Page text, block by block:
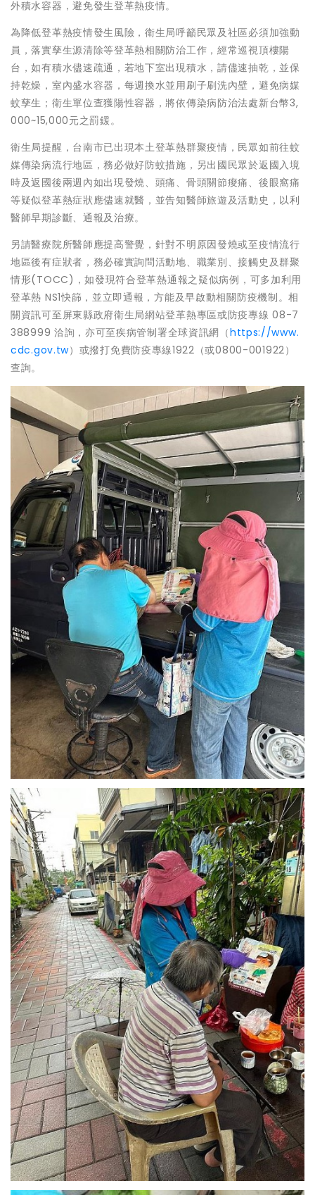
外積水容器，避免發生登革熱疫情。
為降低登革熱疫情發生風險，衛生局呼籲民眾及社區必須加強動
員，落實孳生源清除等登革熱相關防治工作，經常巡視頂樓陽
台，如有積水儘速疏通，若地下室出現積水，請儘速抽乾，並保
持乾燥，室內盛水容器，每週換水並用刷子刷洗內壁，避免病媒
蚊孳生；衛生單位查獲陽性容器，將依傳染病防治法處新台幣3,
000~15,000元之罰鍰。
衛生局提醒，台南市已出現本土登革熱群聚疫情，民眾如前往蚊
媒傳染病流行地區，務必做好防蚊措施，另出國民眾於返國入境
時及返國後兩週內如出現發燒、頭痛、骨頭關節痠痛、後眼窩痛
等疑似登革熱症狀應儘速就醫，並告知醫師旅遊及活動史，以利
醫師早期診斷、通報及治療。
另請醫療院所醫師應提高警覺，針對不明原因發燒或至疫情流行
地區後有症狀者，務必確實詢問活動地、職業別、接觸史及群聚
情形(TOCC)，如發現符合登革熱通報之疑似病例，可多加利用
登革熱 NS1快篩，並立即通報，方能及早啟動相關防疫機制。相
關資訊可至屏東縣政府衛生局網站登革熱專區或防疫專線 08-7
388999 洽詢，亦可至疾病管制署全球資訊網（https://www.
cdc.gov.tw）或撥打免費防疫專線1922（或0800-001922）
查詢。